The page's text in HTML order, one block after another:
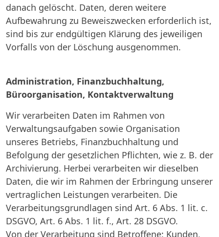
danach gelöscht. Daten, deren weitere
Aufbewahrung zu Beweiszwecken erforderlich ist,
sind bis zur endgültigen Klärung des jeweiligen
Vorfalls von der Löschung ausgenommen.
Administration, Finanzbuchhaltung,
Büroorganisation, Kontaktverwaltung
Wir verarbeiten Daten im Rahmen von
Verwaltungsaufgaben sowie Organisation
unseres Betriebs, Finanzbuchhaltung und
Befolgung der gesetzlichen Pflichten, wie z. B. der
Archivierung. Herbei verarbeiten wir dieselben
Daten, die wir im Rahmen der Erbringung unserer
vertraglichen Leistungen verarbeiten. Die
Verarbeitungsgrundlagen sind Art. 6 Abs. 1 lit. c.
DSGVO, Art. 6 Abs. 1 lit. f., Art. 28 DSGVO.
Von der Verarbeitung sind Betroffene: Kunden,